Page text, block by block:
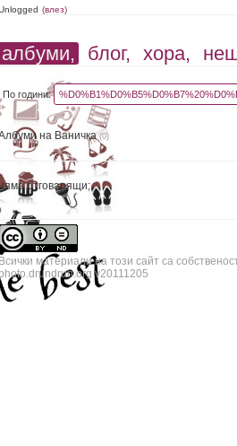
(влез)
албуми, блог, хора,
По години:
на Ваничка(0)
отговарящи;
Всички материали на този сайт са
v20111205